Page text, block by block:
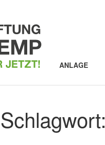
ANLAGE
Schlagwort: